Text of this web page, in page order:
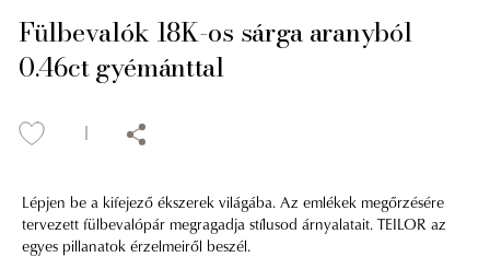
Fülbevalók 18K-os sárga aranyból
0.46ct gyémánttal
Lépjen be a kifejező ékszerek világába. Az emlékek megőrzésére
tervezett fülbevalópár megragadja stílusod árnyalatait. TEILOR az
egyes pillanatok érzelmeiről beszél.